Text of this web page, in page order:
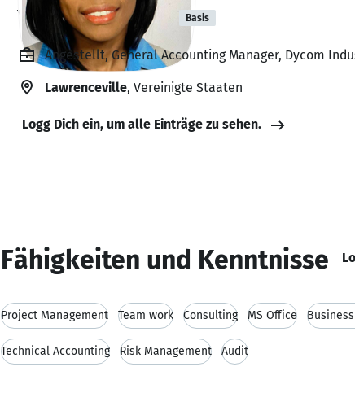
Yolande Clarke Basis
Angestellt, General Accounting Manager, Dycom
Lawrenceville, Vereinigte Staaten
Logg Dich ein, um alle Einträge zu sehen.
Fähigkeiten und Kenntnisse
Project Management Team work Consulting MS Office
Technical Accounting Risk Management Audit